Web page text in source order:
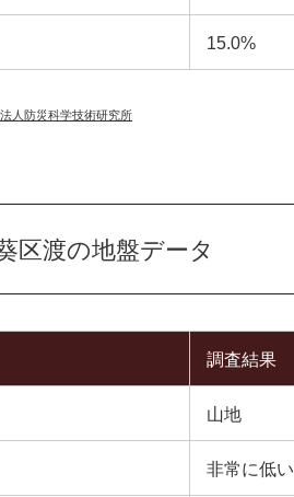
15.0%
人防災科学技術研究所
区渡の地盤データ
調査結果
山地
非常に低い